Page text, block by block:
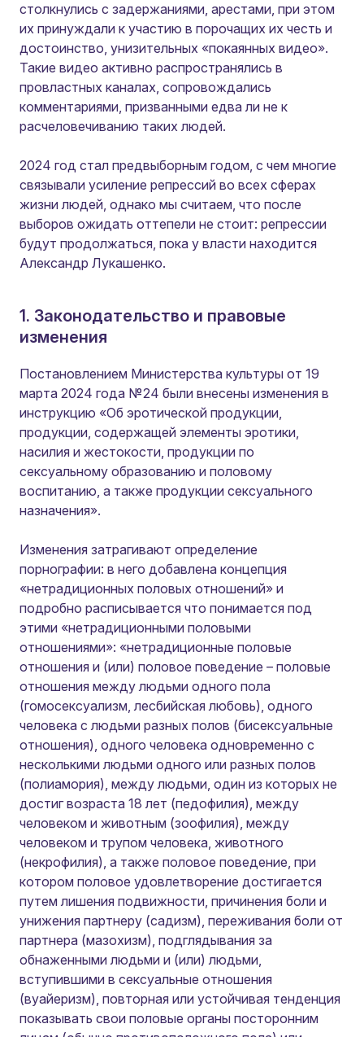
столкнулись с задержаниями, арестами, при этом
их принуждали к участию в порочащих их честь и
достоинство, унизительных «покаянных видео».
Такие видео активно распространялись в
провластных каналах, сопровождались
комментариями, призванными едва ли не к
расчеловечиванию таких людей.
2024 год стал предвыборным годом, с чем многие
связывали усиление репрессий во всех сферах
жизни людей, однако мы считаем, что после
выборов ожидать оттепели не стоит: репрессии
будут продолжаться, пока у власти находится
Александр Лукашенко.
1. Законодательство и правовые
изменения
Постановлением Министерства культуры от 19
марта 2024 года №24 были внесены изменения в
инструкцию «Об эротической продукции,
продукции, содержащей элементы эротики,
насилия и жестокости, продукции по
сексуальному образованию и половому
воспитанию, а также продукции сексуального
назначения».
Изменения затрагивают определение
порнографии: в него добавлена концепция
«нетрадиционных половых отношений» и
подробно расписывается что понимается под
этими «нетрадиционными половыми
отношениями»: «нетрадиционные половые
отношения и (или) половое поведение – половые
отношения между людьми одного пола
(гомосексуализм, лесбийская любовь), одного
человека с людьми разных полов (бисексуальные
отношения), одного человека одновременно с
несколькими людьми одного или разных полов
(полиамория), между людьми, один из которых не
достиг возраста 18 лет (педофилия), между
человеком и животным (зоофилия), между
человеком и трупом человека, животного
(некрофилия), а также половое поведение, при
котором половое удовлетворение достигается
путем лишения подвижности, причинения боли и
унижения партнеру (садизм), переживания боли от
партнера (мазохизм), подглядывания за
обнаженными людьми и (или) людьми,
вступившими в сексуальные отношения
(вуайеризм), повторная или устойчивая тенденция
показывать свои половые органы посторонним